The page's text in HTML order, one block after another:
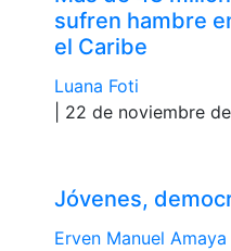
sufren hambre
el Caribe
Luana Foti
| 22 de noviembre
Jóvenes,
Erven Manuel Amaya